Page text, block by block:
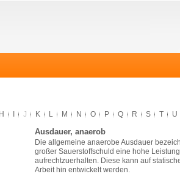
H J K L M N O P Q R S T U
Ausdauer, anaerob
Die allgemeine anaerobe Ausdauer
großer Sauerstoffschuld eine hohe
aufrechtzuerhalten. Diese kann auf
Arbeit hin entwickelt werden.